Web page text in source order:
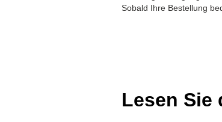
Sobald Ihre Bestellung
Lesen Sie